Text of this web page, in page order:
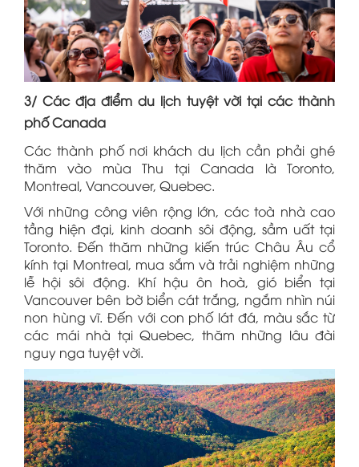
3/ Các địa điểm du lịch tuyệt vời tại các thành
phố Canada
Các thành phố nơi khách du lịch cần phải ghé
thăm vào mùa Thu tại Canada là Toronto,
Montreal, Vancouver, Quebec.
Với những công viên rộng lớn, các toà nhà cao
tầng hiện đại, kinh doanh sôi động, sầm uất tại
Toronto. Đến thăm những kiến trúc Châu Âu cổ
kính tại Montreal, mua sắm và trải nghiệm những
lễ hội sôi động. Khí hậu ôn hoà, gió biển tại
Vancouver bên bờ biển cát trắng, ngắm nhìn núi
non hùng vĩ. Đến với con phố lát đá, màu sắc từ
các mái nhà tại Quebec, thăm những lâu đài
nguy nga tuyệt vời.